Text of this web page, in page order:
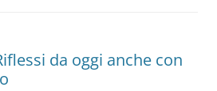
da oggi anche con